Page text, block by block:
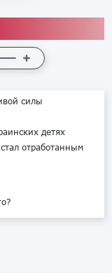
силы
детях
отработанным